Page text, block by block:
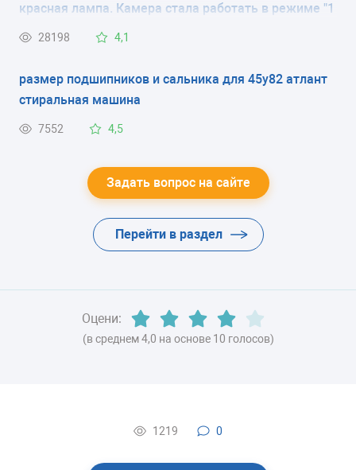
РАЗМОРАЖИВАНИЕ ХОЛОДИЛЬНОЙ КАМЕРЫ
No Frost
ЭНЕРГОПОТРЕБЛЕНИЕ
R600a (изобутан)
ВЕС
красная лампа. Камера стала работать в режиме "1
минуту работает, 5 минут нет" и так постоянно, при
28198 4,1
размер подшипников и сальника для 45у82 атлант
стиральная машина
7552 4,5
Задать вопрос на сайте
Перейти в раздел
Оцени:
(в среднем 4,0 на основе 10 голосов)
1219 0